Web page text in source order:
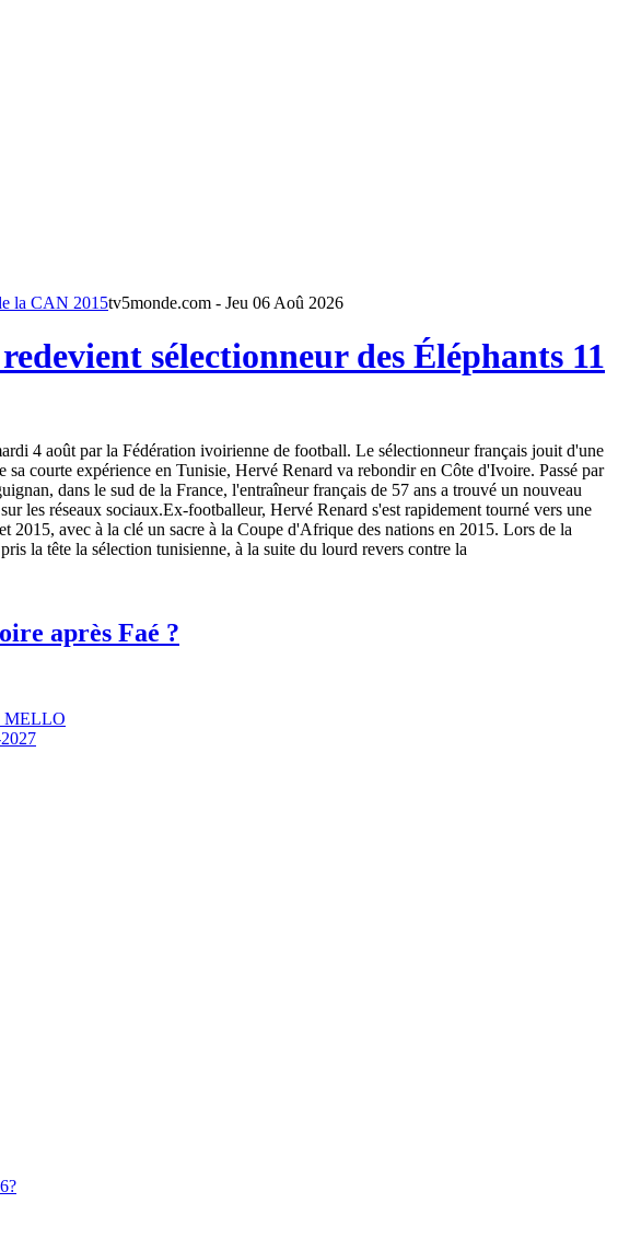
tv5monde.com - Jeu 06 Aoû 2026
sélectionneur des Éléphants 11
4 août par la Fédération ivoirienne de football. Le sélectionneur français jouit d'une
courte expérience en Tunisie, Hervé Renard va rebondir en Côte d'Ivoire. Passé par
dans le sud de la France, l'entraîneur français de 57 ans a trouvé un nouveau
les réseaux sociaux.Ex-footballeur, Hervé Renard s'est rapidement tourné vers une
avec à la clé un sacre à la Coupe d'Afrique des nations en 2015. Lors de la
la tête la sélection tunisienne, à la suite du lourd revers contre la
après Faé ?
MELLO